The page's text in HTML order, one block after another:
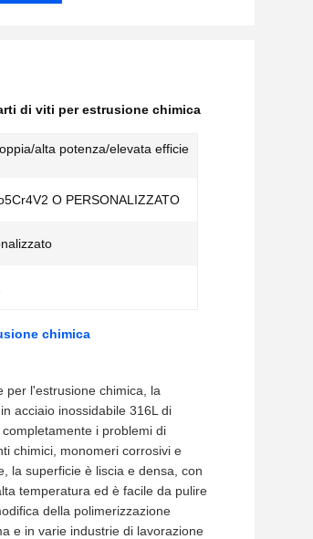
di viti per estrusione chimica
alta potenza/elevata efficie
O PERSONALIZZATO
chimica
per l'estrusione chimica, la
acciaio inossidabile 316L di
i problemi di
chimici, monomeri corrosivi e
la superficie è liscia e densa, con
temperatura ed è facile da pulire
della polimerizzazione
e in varie industrie di lavorazione